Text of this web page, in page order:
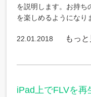
を説明します。お持ち
を楽しめるようになり
22.01.2018 もっ
iPad上でFLVを再